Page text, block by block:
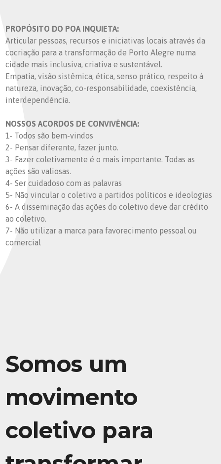
PROPÓSITO DO POA INQUIETA:
Articular pessoas, recursos e iniciativas locais através da
cocriação para a transformação de Porto Alegre numa
cidade mais inclusiva, criativa e sustentável.
Empatia, visão sistêmica, ética, senso prático, respeito à
natureza, inovação, co-responsabilidade, coexistência,
interdependência.
NOSSOS ACORDOS DE CONVIVÊNCIA:
1- Todos são bem-vindos
2- Pensar diferente, fazer junto.
3- Fazer coletivamente é o mais importante. Todas as
ações são valiosas.
4- Ser cuidadoso com as palavras
5- Não vincular o coletivo a partidos políticos e ideologias
6- A disseminação das ações do coletivo deve dar crédito
ao coletivo.
7- Não utilizar a marca para favorecimento pessoal ou
comercial
Somos um
movimento
coletivo para